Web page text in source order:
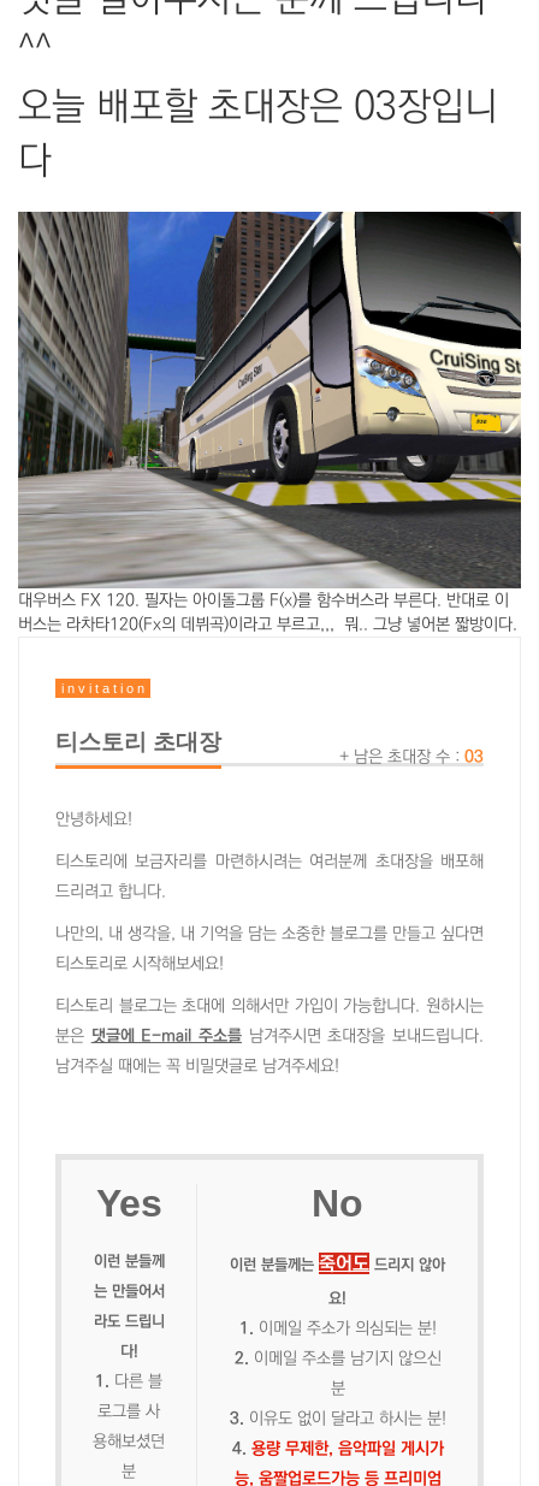
^^
오늘 배포할 초대장은 03장입니
다
대우버스 FX 120. 필자는 아이돌그룹 F(x)를 함수버스라 부른다. 반대로 이
버스는 라차타120(Fx의 데뷔곡)이라고 부르고,,, 뭐.. 그냥 넣어본 짧방이다.
i n v i t a t i o n
티스토리 초대장
+ 남은 초대장 수 : 03
안녕하세요!
티스토리에 보금자리를 마련하시려는 여러분께 초대장을 배포해
드리려고 합니다.
나만의, 내 생각을, 내 기억을 담는 소중한 블로그를 만들고 싶다면
티스토리로 시작해보세요!
티스토리 블로그는 초대에 의해서만 가입이 가능합니다. 원하시는
분은 댓글에 E-mail 주소를 남겨주시면 초대장을 보내드립니다.
남겨주실 때에는 꼭 비밀댓글로 남겨주세요!
Yes
이런 분들께
는 만들어서
라도 드립니
다!
1. 다른 블
로그를 사
용해보셨던
분
No
이런 분들께는 죽어도 드리지 않아
요!
1. 이메일 주소가 의심되는 분!
2. 이메일 주소를 남기지 않으신
분
3. 이유도 없이 달라고 하시는 분!
4. 용량 무제한, 음악파일 게시가
능, 움짤업로드가능 등 프리미엄